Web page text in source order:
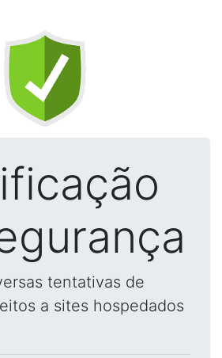
tentativas de
a sites hospedados